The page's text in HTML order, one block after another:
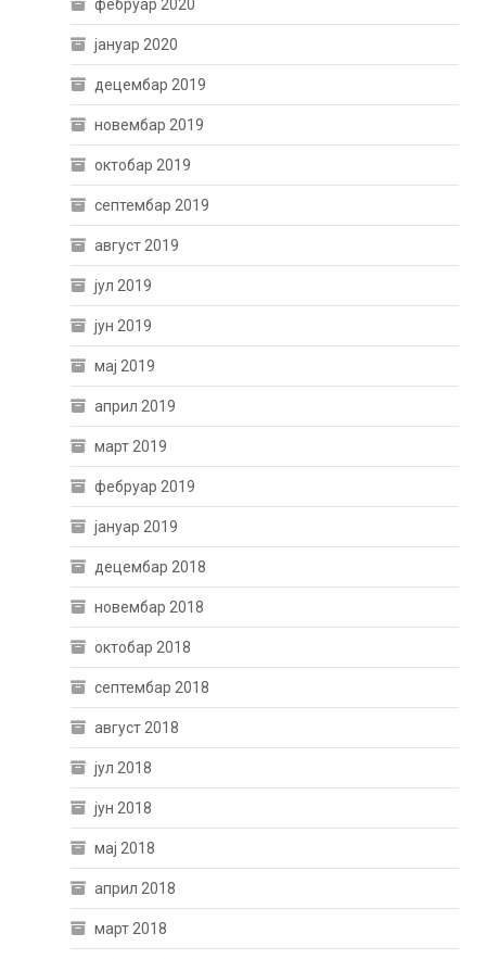
фебруар 2020
јануар 2020
децембар 2019
новембар 2019
октобар 2019
септембар 2019
август 2019
јул 2019
јун 2019
мај 2019
април 2019
март 2019
фебруар 2019
јануар 2019
децембар 2018
новембар 2018
октобар 2018
септембар 2018
август 2018
јул 2018
јун 2018
мај 2018
април 2018
март 2018